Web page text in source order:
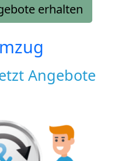
erhalten
Angebote